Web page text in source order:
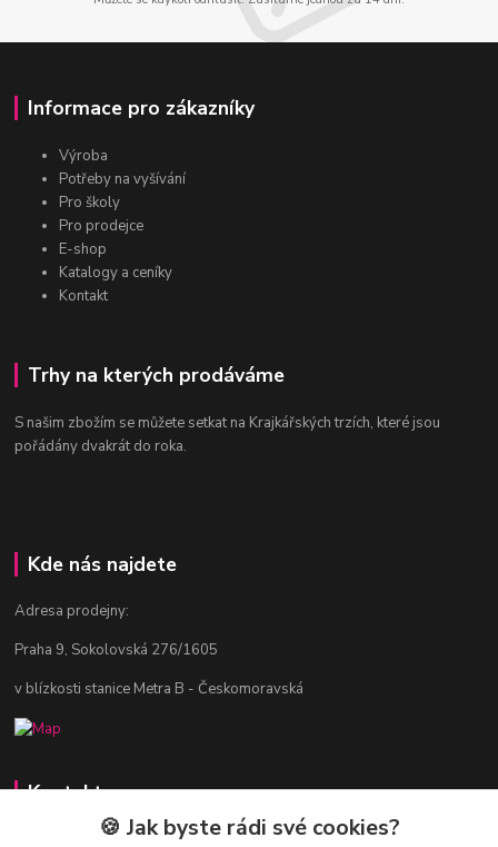
Informace pro zákazníky
Výroba
Potřeby na vyšívání
Pro školy
Pro prodejce
E-shop
Katalogy a ceníky
Kontakt
Trhy na kterých prodáváme
S našim zbožím se můžete setkat na Krajkářských trzích, které jsou
pořádány dvakrát do roka.
Kde nás najdete
Adresa prodejny:
Praha 9, Sokolovská 276/1605
v blízkosti stanice Metra B - Českomoravská
Kontakty
Jitka Vlasáková
🍪 Jak byste rádi své cookies?